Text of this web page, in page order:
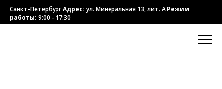
Санкт-ПетербургАдрес:ул. Минеральная 13, лит. А Режим
работы: 9:00 - 17:30